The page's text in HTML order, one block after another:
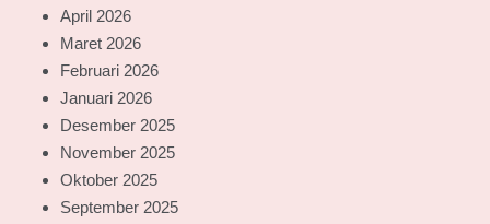
April 2026
Maret 2026
Februari 2026
Januari 2026
Desember 2025
November 2025
Oktober 2025
September 2025